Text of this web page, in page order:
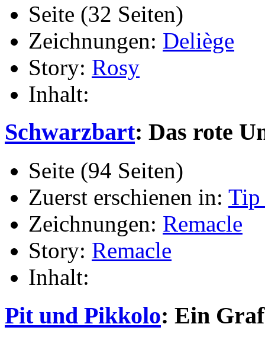
Seite (32 Seiten)
Zeichnungen: Deliège
Story: Rosy
Inhalt:
Schwarzbart: Das rote
Seite (94 Seiten)
Zuerst erschienen in: Tip
Zeichnungen: Remacle
Story: Remacle
Inhalt:
Pit und Pikkolo: Ein